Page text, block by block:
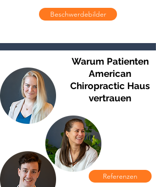
Beschwerdebilder
Warum Patienten
American
Chiropractic Haus
vertrauen
Referenzen